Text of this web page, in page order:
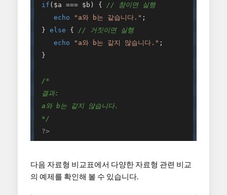
if ($a === $b) {
// 참이면 실행
echo
"a와 b는 같습니다." ;
} else {
// 거짓이면 실행
echo
"a와 b는 같지 않습니다." ;
}
/*
결과:
a와 b는 같지 않습니다.
*/
?>
다음 자료형 비교표에서 다양한 자료형 관련 비교
의 예제를 확인해 볼 수 있습니다.